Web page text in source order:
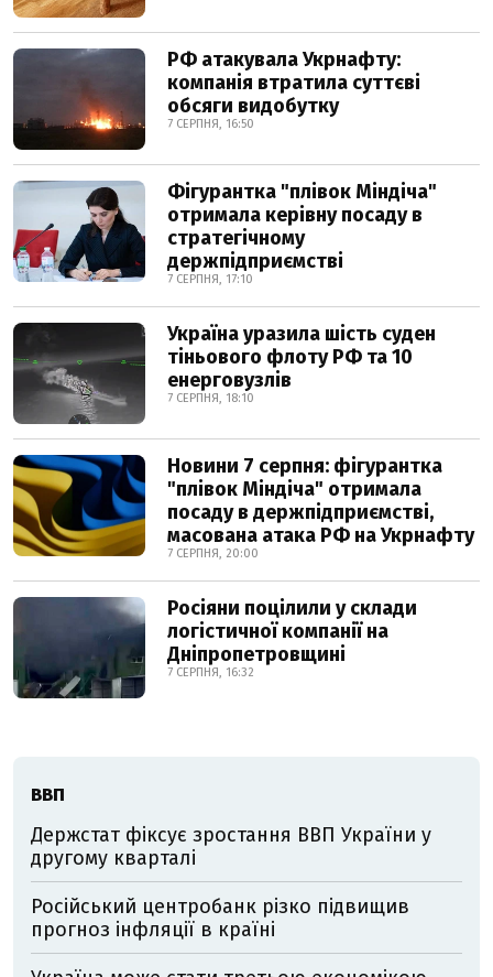
РФ атакувала Укрнафту:
компанія втратила суттєві
обсяги видобутку
7 СЕРПНЯ, 16:50
Фігурантка "плівок Міндіча"
отримала керівну посаду в
стратегічному
держпідприємстві
7 СЕРПНЯ, 17:10
Україна уразила шість суден
тіньового флоту РФ та 10
енерговузлів
7 СЕРПНЯ, 18:10
Новини 7 серпня: фігурантка
"плівок Міндіча" отримала
посаду в держпідприємстві,
масована атака РФ на Укрнафту
7 СЕРПНЯ, 20:00
Росіяни поцілили у склади
логістичної компанії на
Дніпропетровщині
7 СЕРПНЯ, 16:32
ВВП
Держстат фіксує зростання ВВП України у
другому кварталі
Російський центробанк різко підвищив
прогноз інфляції в країні